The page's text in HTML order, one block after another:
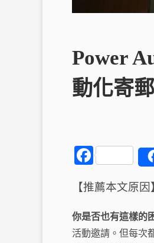
Power
動化寄
Fa
bo
ok
【推薦本文原因
你是否也有這樣的
活動邀請。但每次